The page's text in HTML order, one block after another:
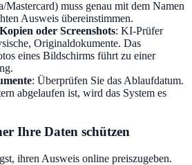
Mastercard) muss genau mit dem Namen
Ausweis übereinstimmen.
oder Screenshots: KI-Prüfer
Originaldokumente. Das
eines Bildschirms führt zu einer
: Überprüfen Sie das Ablaufdatum.
abgelaufen ist, wird das System es
Ihre Daten schützen
ihren Ausweis online preiszugeben.